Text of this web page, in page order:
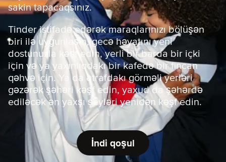
sakin tapacaqsınız.
Tinder istifadə edərək maraqlarınızı bölüşən
biri ilə uyğunlaşın, gecə həyatını yeni
dostunuzla kəşf edin, yerli bir barda bir içki
için və ya yaxınlıqdakı bir kafedə bir fincan
qəhvə için. Ya da ətrafdakı görməli yerləri
gəzərək şəhəri kəşf edin, yaxud da şəhərdə
ediləcək ən yaxşı şeyləri yenidən kəşf edin.
İndi qoşul